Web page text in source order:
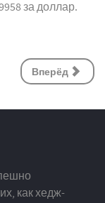
за доллар.
Вперёд
как хедж-